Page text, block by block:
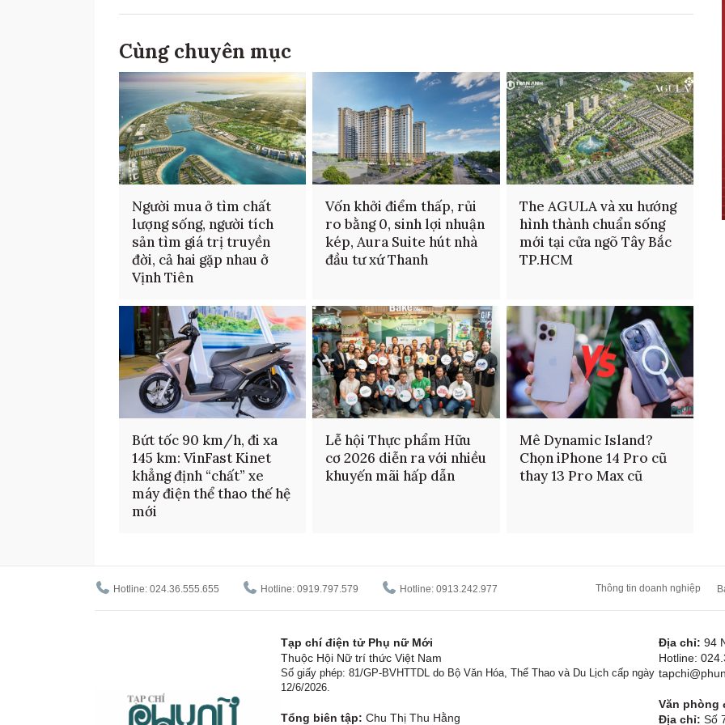
Cùng chuyên mục
Người mua ở tìm chất
lượng sống, người tích
sản tìm giá trị truyền
đời, cả hai gặp nhau ở
Vịnh Tiên
Vốn khởi điểm thấp, rủi
ro bằng 0, sinh lợi nhuận
kép, Aura Suite hút nhà
đầu tư xứ Thanh
The AGULA và xu hướng
hình thành chuẩn sống
mới tại cửa ngõ Tây Bắc
TP.HCM
Bứt tốc 90 km/h, đi xa
145 km: VinFast Kinet
khẳng định “chất” xe
máy điện thể thao thế hệ
mới
Lễ hội Thực phẩm Hữu
cơ 2026 diễn ra với nhiều
khuyến mãi hấp dẫn
Mê Dynamic Island?
Chọn iPhone 14 Pro cũ
thay 13 Pro Max cũ
Hotline: 024.36.555.655 Hotline: 0919.797.579 Hotline: 0913.242.977 Thông tin doanh nghiệp
Tạp chí điện tử Phụ nữ Mới
Thuộc Hội Nữ trí thức Việt Nam
Số giấy phép: 81/GP-BVHTTDL do Bộ Văn Hóa, Thể Thao và Du Lịch cấp ngày
12/6/2026.
Tổng biên tập: Chu Thị Thu Hằng
Địa chỉ: 94
Hotline:
Văn phòng
Địa chỉ: Số